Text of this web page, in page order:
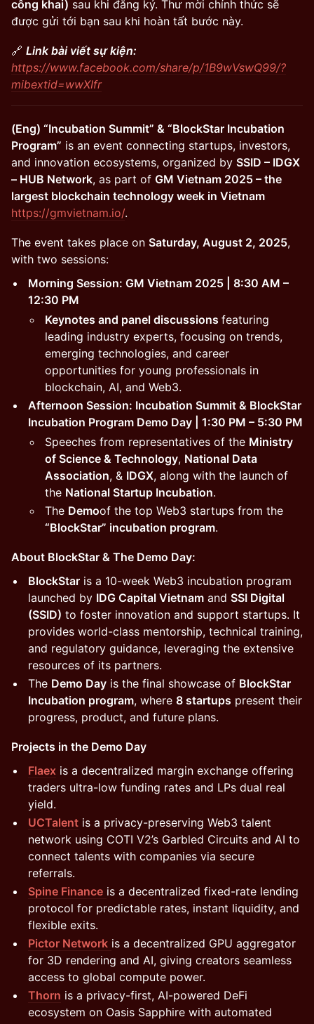
công khai) sau khi đăng ký. Thư mời chính thức sẽ
được gửi tới bạn sau khi hoàn tất bước này.
🔗 Link bài viết sự kiện:
https://www.facebook.com/share/p/1B9wVswQ99/?
mibextid=wwXIfr
(Eng) “Incubation Summit” & “BlockStar Incubation
Program” is an event connecting startups, investors,
and innovation ecosystems, organized by SSID – IDGX
– HUB Network, as part of GM Vietnam 2025 – the
largest blockchain technology week in Vietnam
https://gmvietnam.io/.
The event takes place on Saturday, August 2, 2025,
with two sessions:
Morning Session: GM Vietnam 2025 | 8:30 AM –
12:30 PM
Keynotes and panel discussions featuring
leading industry experts, focusing on trends,
emerging technologies, and career
opportunities for young professionals in
blockchain, AI, and Web3.
Afternoon Session: Incubation Summit & BlockStar
Incubation Program Demo Day | 1:30 PM – 5:30 PM
Speeches from representatives of the Ministry
of Science & Technology, National Data
Association, & IDGX, along with the launch of
the National Startup Incubation.
The Demoof the top Web3 startups from the
“BlockStar” incubation program.
About BlockStar & The Demo Day:
BlockStar is a 10-week Web3 incubation program
launched by IDG Capital Vietnam and SSI Digital
(SSID) to foster innovation and support startups. It
provides world-class mentorship, technical training,
and regulatory guidance, leveraging the extensive
resources of its partners.
The Demo Day is the final showcase of BlockStar
Incubation program, where 8 startups present their
progress, product, and future plans.
Projects in the Demo Day
Flaex is a decentralized margin exchange offering
traders ultra-low funding rates and LPs dual real
yield.
UCTalent is a privacy-preserving Web3 talent
network using COTI V2’s Garbled Circuits and AI to
connect talents with companies via secure
referrals.
Spine Finance is a decentralized fixed-rate lending
protocol for predictable rates, instant liquidity, and
flexible exits.
Pictor Network is a decentralized GPU aggregator
for 3D rendering and AI, giving creators seamless
access to global compute power.
Thorn is a privacy-first, AI-powered DeFi
ecosystem on Oasis Sapphire with automated